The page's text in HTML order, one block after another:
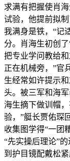
求满有把握使肖
试验，他提前拟
我满身是铁，“记
分。肖海生初创
把专业学问教给
正在机械旁，”官
生经常如许提示
头。被三军和海
海生摘下做训帽
验，”艇长贾佑琛
收集图学得“一团
“先实操后理论”
到护目镜配戴松紧